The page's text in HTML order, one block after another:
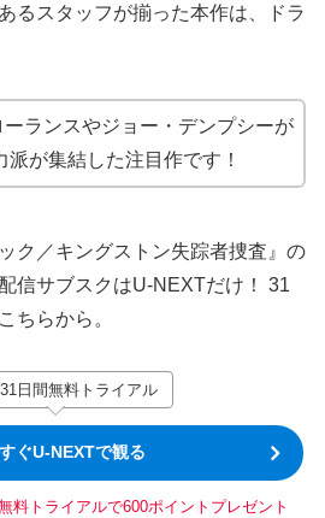
るスタッフが揃った本作は、ドラ
ーランスやジョー・デンプシーが
派が集結した注目作です！
ク／キングストン失踪者捜査』の
信サブスクはU-NEXTだけ！ 31
ちらから。
日間無料トライアル
ぐU-NEXTで観る
料トライアルで600ポイントプレゼント